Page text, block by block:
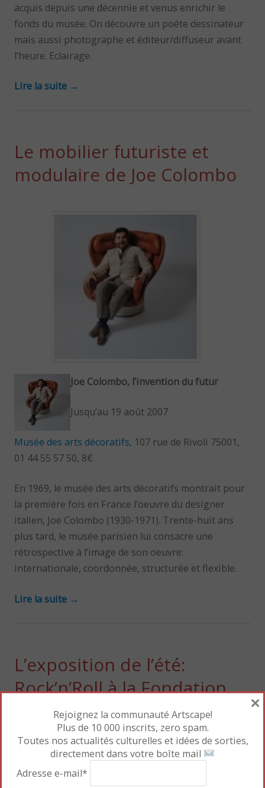
acquis depuis une décennie et venus enrichir le
fonds du musée. On découvre un poète dessinateur
mais aussi photographe et éditeur/diffuseur avant
l’heure. Eclairage.
Lire la suite →
Le mobilier futuriste et
modulaire de Joe Colombo
Joe Colombo, l’invention du futur
Jusqu’au 19 août 2007
Musée des arts décoratifs, 107 rue de Rivoli 75001,
01 44 55 57 50, 8€
En 1969, le musée des arts décoratifs montrait pour
la première fois en France l’oeuvre du designer
italien, Joe Colombo (1930-1971). Trente-huit ans
plus tard, le musée parisien lui consacre une
rétrospective à l’image de son oeuvre:
internationale, coordonnée, structurée et flexible.
Lire la suite →
L’exposition de l’été:
Rock’n’Roll à la Fondation
CartierRejoignez la communauté Artscape!
Plus de 10 000 inscrits, zero spam.
Toutes nos actualités culturelles et idées de sorties,
directement dans votre boîte mail
Adresse e-mail*
×